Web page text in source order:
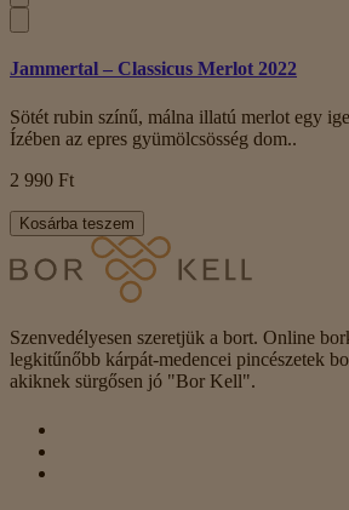
Jammertal – Classicus Merlot 2022
Sötét rubin színű, málna illatú merlot egy
Ízében az epres gyümölcsösség dom..
2 990 Ft
Kosárba teszem
Szenvedélyesen szeretjük a bort. Online
legkitűnőbb kárpát-medencei pincészetek
akiknek sürgősen jó "Bor Kell".